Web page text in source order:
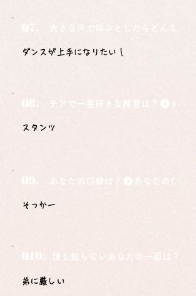
Q7. 大きな声で叫ぶとしたらどんな言葉
ダンスが上手になりたい！
Q8. チアで一番好きな練習は？
スタンツ
Q9. あなたの口癖は？
そっかー
Q10. 誰も知らないあなたの一面は？
弟に厳しい